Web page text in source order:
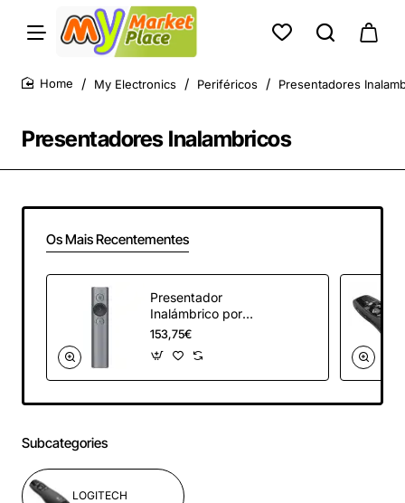
Presentadores Inalambricos
My Electronics Periféricos Presentadores
Os Mais Recentementes
Presentador
Inalámbrico por
Bluetooth Logitech
Spotlight
Presentation
Remote/ 2.4GHz/
153,75€
Subcategories
LOGITECH